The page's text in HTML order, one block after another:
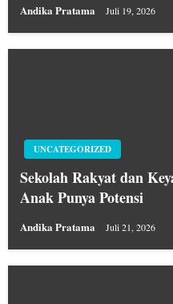
Andika Pratama Juli 19, 2026
UNCATEGORIZED
Sekolah Rakyat dan
Anak Punya Potensi
Andika Pratama Juli 21, 2026